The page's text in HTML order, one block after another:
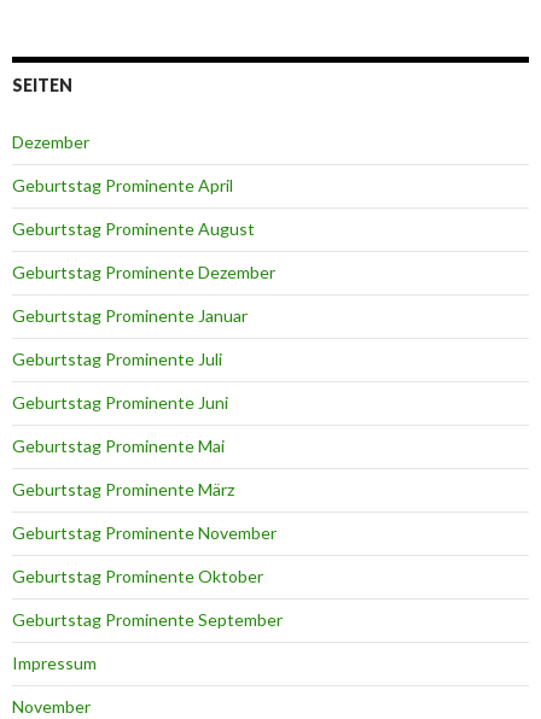
SEITEN
Dezember
Geburtstag Prominente April
Geburtstag Prominente August
Geburtstag Prominente Dezember
Geburtstag Prominente Januar
Geburtstag Prominente Juli
Geburtstag Prominente Juni
Geburtstag Prominente Mai
Geburtstag Prominente März
Geburtstag Prominente November
Geburtstag Prominente Oktober
Geburtstag Prominente September
Impressum
November